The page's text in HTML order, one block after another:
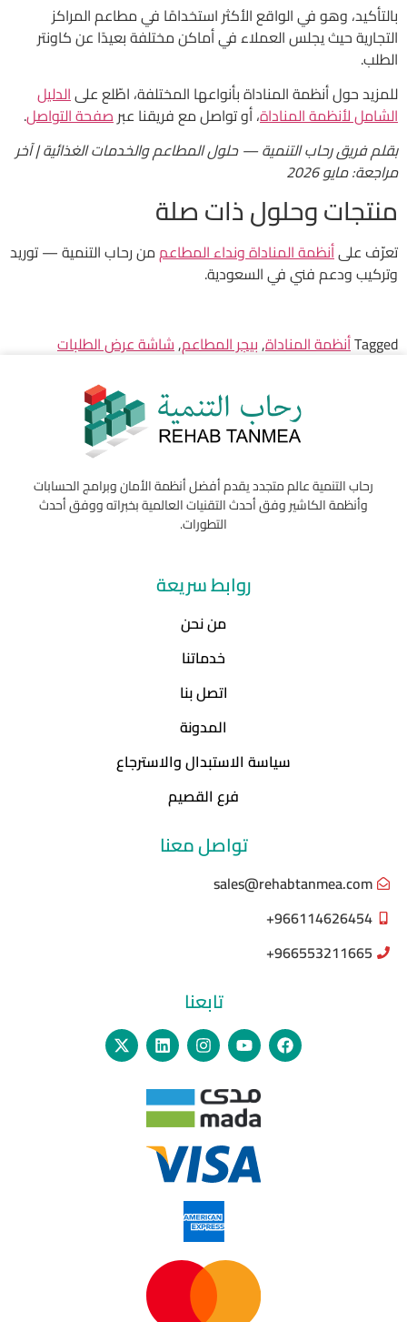
بالتأكيد، وهو في الواقع الأكثر استخدامًا في مطاعم المراكز
التجارية حيث يجلس العملاء في أماكن مختلفة بعيدًا عن كاونتر
الطلب.
للمزيد حول أنظمة المناداة بأنواعها المختلفة، اطّلع علىالدليل
الشامل لأنظمة المناداة، أو تواصل مع فريقنا عبرصفحة التواصل.
بقلم فريق رحاب التنمية — حلول المطاعم والخدمات الغذائية | آخر
مراجعة: مايو 2026
منتجات وحلول ذات صلة
تعرّف علىأنظمة المناداة ونداء المطاعممن رحاب التنمية — توريد
وتركيب ودعم فني في السعودية.
Taggedأنظمة المناداة,بيجر المطاعم,شاشة عرض الطلبات
رحاب التنمية عالم متجدد يقدم أفضل أنظمة الأمان وبرامج الحسابات
وأنظمة الكاشير وفق أحدث التقنيات العالمية بخبراته ووفق أحدث
التطورات.
روابط سريعة
من نحن
خدماتنا
اتصل بنا
المدونة
سياسة الاستبدال والاسترجاع
فرع القصيم
تواصل معنا
sales@rehabtanmea.com
966114626454+
966553211665+
تابعنا